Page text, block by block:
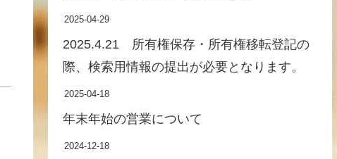
2025-04-29
2025.4.21 所有権保存・所有権移転登記の
際、検索用情報の提出が必要となります。
2025-04-18
年末年始の営業について
2024-12-18